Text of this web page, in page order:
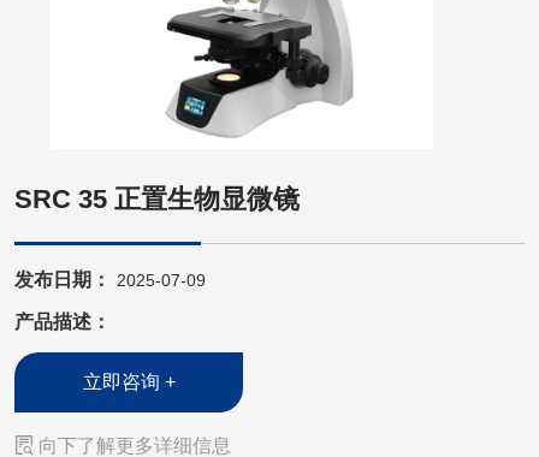
SRC 35 正置生物显微镜
发布日期： 2025-07-09
产品描述：
立即咨询 +
 向下了解更多详细信息